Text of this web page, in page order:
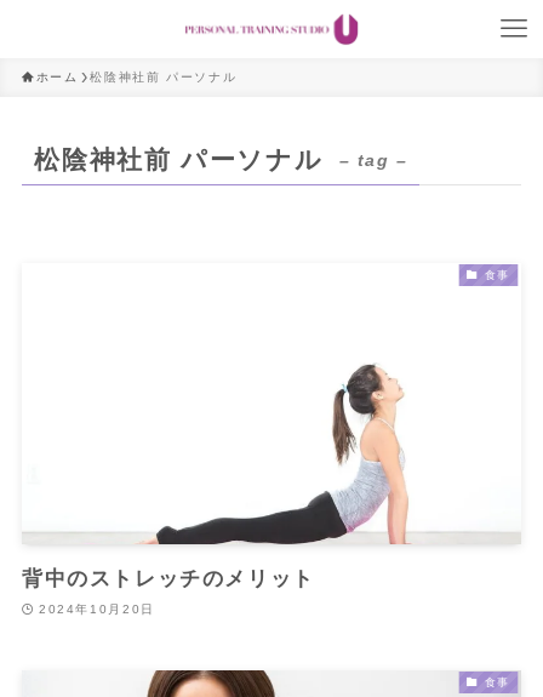
ホーム 松陰神社前 パーソナル
松陰神社前 パーソナル – tag –
食事
背中のストレッチのメリット
2024年10月20日
食事